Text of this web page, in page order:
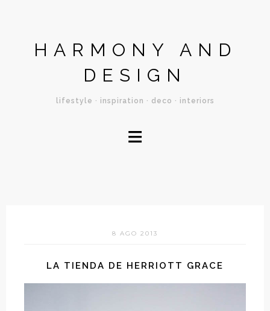
HARMONY AND
DESIGN
lifestyle · inspiration · deco · interiors
≡
8 AGO 2013
LA TIENDA DE HERRIOTT GRACE